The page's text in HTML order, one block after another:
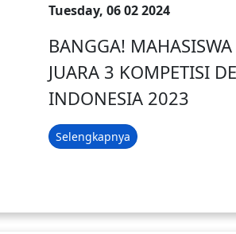
Tuesday, 06 02 2024
BANGGA!
JUARA 3 KOMPETISI
INDONESIA 2023
Selengkapnya